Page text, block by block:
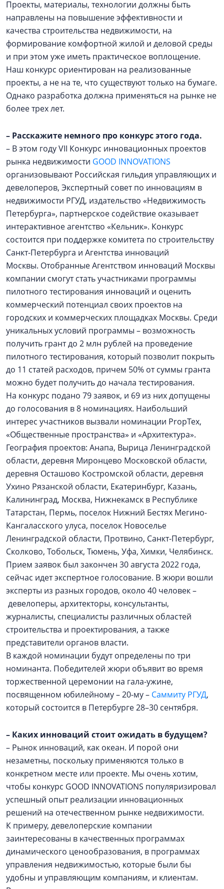
Проекты, материалы, технологии должны быть
направлены на повышение эффективности и
качества строительства недвижимости, на
формирование комфортной жилой и деловой среды
и при этом уже иметь практическое воплощение.
Наш конкурс ориентирован на реализованные
проекты, а не на те, что существуют только на бумаге.
Однако разработка должна применяться на рынке не
более трех лет.
– Расскажите немного про конкурс этого года.
– В этом году VII Конкурс инновационных проектов
рынка недвижимости GOOD INNOVATIONS
организовывают Российская гильдия управляющих и
девелоперов, Экспертный совет по инновациям в
недвижимости РГУД, издательство «Недвижимость
Петербурга», партнерское содействие оказывает
интерактивное агентство «Кельник». Конкурс
состоится при поддержке комитета по строительству
Санкт-Петербурга и Агентства инноваций
Москвы. Отобранные Агентством инноваций Москвы
компании смогут стать участниками программы
пилотного тестирования инноваций и оценить
коммерческий потенциал своих проектов на
городских и коммерческих площадках Москвы. Среди
уникальных условий программы – возможность
получить грант до 2 млн рублей на проведение
пилотного тестирования, который позволит покрыть
до 11 статей расходов, причем 50% от суммы гранта
можно будет получить до начала тестирования.
На конкурс подано 79 заявок, и 69 из них допущены
до голосования в 8 номинациях. Наибольший
интерес участников вызвали номинации PropTex,
«Общественные пространства» и «Архитектура».
География проектов: Анапа, Вырица Ленинградской
области, деревня Миронцево Московской области,
деревня Осташово Костромской области, деревня
Ухино Рязанской области, Екатеринбург, Казань,
Калининград, Москва, Нижнекамск в Республике
Татарстан, Пермь, поселок Нижний Бестях Мегино-
Кангаласского улуса, поселок Новоселье
Ленинградской области, Протвино, Санкт-Петербург,
Сколково, Тобольск, Тюмень, Уфа, Химки, Челябинск.
Прием заявок был закончен 30 августа 2022 года,
сейчас идет экспертное голосование. В жюри вошли
эксперты из разных городов, около 40 человек –
девелоперы, архитекторы, консультанты,
журналисты, специалисты различных областей
строительства и проектирования, а также
представители органов власти.
В каждой номинации будут определены по три
номинанта. Победителей жюри объявит во время
торжественной церемонии на гала-ужине,
посвященном юбилейному – 20-му – Саммиту РГУД,
который состоится в Петербурге 28–30 сентября.
– Каких инноваций стоит ожидать в будущем?
– Рынок инноваций, как океан. И порой они
незаметны, поскольку применяются только в
конкретном месте или проекте. Мы очень хотим,
чтобы конкурс GOOD INNOVATIONS популяризировал
успешный опыт реализации инновационных
решений на отечественном рынке недвижимости.
К примеру, девелоперские компании
заинтересованы в качественных программах
динамического ценообразования, в программах
управления недвижимостью, которые были бы
удобны и управляющим компаниям, и клиентам.